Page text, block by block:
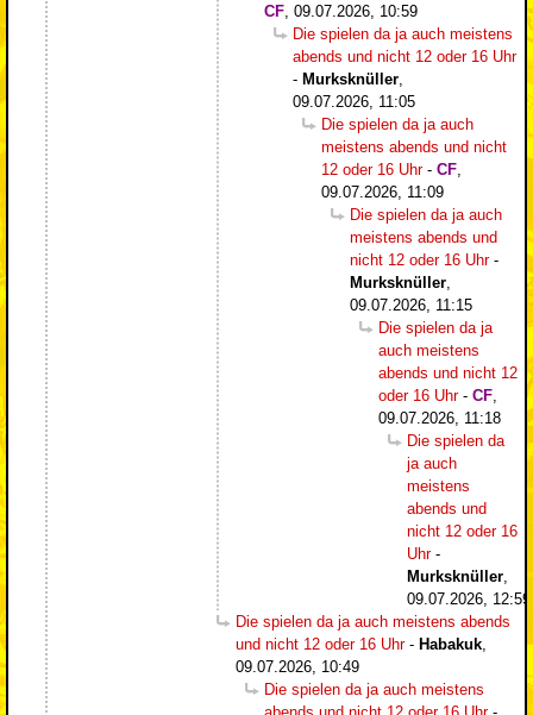
CF 09.07.2026, 10:59
Die spielen da ja auch meistens
abends und nicht 12 oder 16 Uhr
- Murksknüller
09.07.2026, 11:05
Die spielen da ja auch
meistens abends und nicht
12 oder 16 Uhr- CF
09.07.2026, 11:09
Die spielen da ja auch
meistens abends und
nicht 12 oder 16 Uhr-
Murksknüller
09.07.2026, 11:15
Die spielen da ja
auch meistens
abends und nicht 12
oder 16 Uhr- CF
09.07.2026, 11:18
Die spielen da
ja auch
meistens
abends und
nicht 12 oder 16
Uhr-
Murksknüller
09.07.2026, 12:59
Die spielen da ja auch meistens abends
und nicht 12 oder 16 Uhr- Habakuk
09.07.2026, 10:49
Die spielen da ja auch meistens